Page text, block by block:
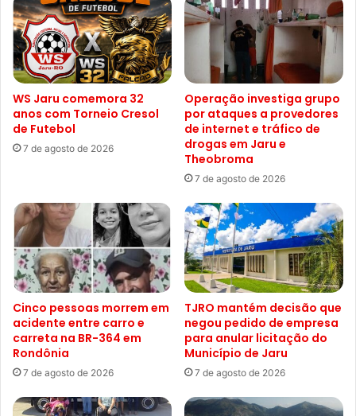
WS Jaru comemora 32
anos com Torneio Cresol
de Futebol
7 de agosto de 2026
Operação investiga grupo
por ataques a provedores
de internet e tráfico de
drogas em Jaru e
Theobroma
7 de agosto de 2026
Cinco pessoas morrem em
acidente entre carro e
carreta na BR-364 em
Rondônia
7 de agosto de 2026
TJRO mantém decisão que
negou pedido de empresa
para anular licitação do
Município de Jaru
7 de agosto de 2026